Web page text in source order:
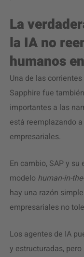
La
la IA no
humanos
Una de las
Sapphire fue
importantes a las
está reemplazando
empresariales.
En cambio, SAP y
modelo human-in-
hay una razón
empresariales no
Los agentes de IA
y estructuradas,